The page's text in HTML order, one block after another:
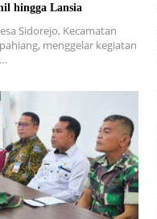
hingga Lansia
Sidorejo, Kecamatan
menggelar kegiatan